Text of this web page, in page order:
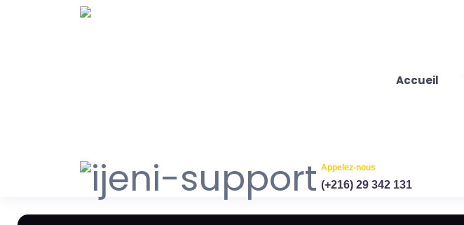
Accueil
Appelez-nous
(+216) 29 342 131